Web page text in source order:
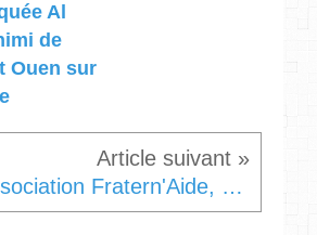
Al
de
Ouen sur
Association Fratern'Aide, partenaire de de la Journée nationale de la citoyenneté et de la fraternité ainsi que de la Journée citoyenne